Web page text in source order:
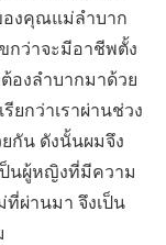
องคุณแม่ลำบาก
กว่าจะมีอาชีพตั้ง
องลำบากมาด้วย
ยกว่าเราผ่านช่วง
กัน ดังนั้นผมจึง
นผู้หญิงที่มีความ
ผ่านมา จึงเป็น